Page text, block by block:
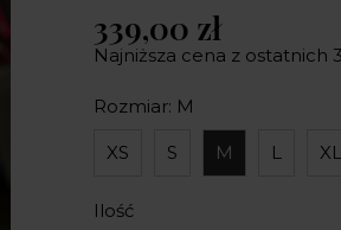
339,00 zł
Najniższa cena z ostatnich
Rozmiar: M
XS S M L XL
Ilość